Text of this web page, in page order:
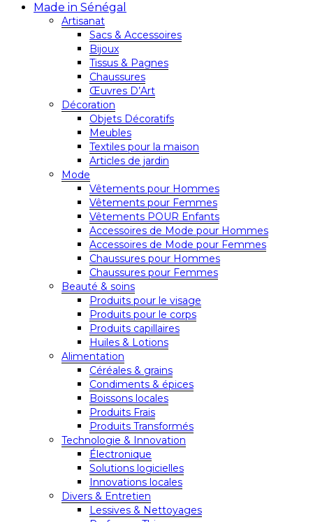
Made in Sénégal
Artisanat
Sacs & Accessoires
Bijoux
Tissus & Pagnes
Chaussures
Œuvres D’Art
Décoration
Objets Décoratifs
Meubles
Textiles pour la maison
Articles de jardin
Mode
Vêtements pour Hommes
Vêtements pour Femmes
Vêtements POUR Enfants
Accessoires de Mode pour Hommes
Accessoires de Mode pour Femmes
Chaussures pour Hommes
Chaussures pour Femmes
Beauté & soins
Produits pour le visage
Produits pour le corps
Produits capillaires
Huiles & Lotions
Alimentation
Céréales & grains
Condiments & épices
Boissons locales
Produits Frais
Produits Transformés
Technologie & Innovation
Électronique
Solutions logicielles
Innovations locales
Divers & Entretien
Lessives & Nettoyages